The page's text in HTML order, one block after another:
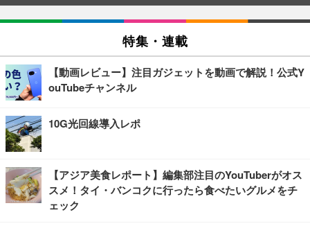
特集・連載
【動画レビュー】注目ガジェットを動画で解説！公式Y
ouTubeチャンネル
10G光回線導入レポ
【アジア美食レポート】編集部注目のYouTuberがオス
スメ！タイ・バンコクに行ったら食べたいグルメをチ
ェック